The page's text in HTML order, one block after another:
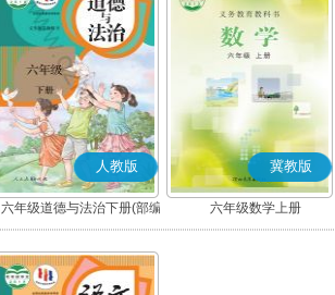
人教版
六年级道德与法治下册(部编
版)
冀教版
六年级数学上册